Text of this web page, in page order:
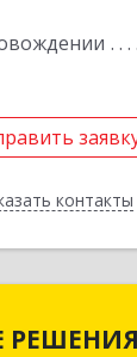
контакты
Назад
РЕШЕНИЯ